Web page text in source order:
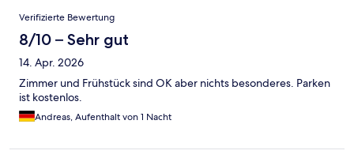
Bewertungen
Verifizierte Bewertung
8/10 – Sehr gut
14. Apr. 2026
Zimmer und Frühstück sind OK aber nichts besonderes. Parken
ist kostenlos.
Andreas, Aufenthalt von 1 Nacht